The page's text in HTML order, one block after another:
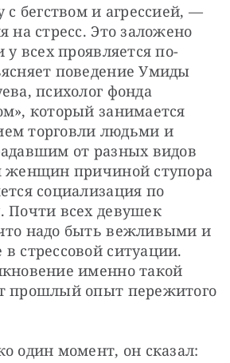
с бегством и агрессией, —
на стресс. Это заложено
у всех проявляется по-
поведение Умиды
психолог фонда
который занимается
торговли людьми и
от разных видов
женщин причиной ступора
социализация по
Почти всех девушек
надо быть вежливыми и
стрессовой ситуации.
именно такой
прошлый опыт пережитого
один момент, он сказал: